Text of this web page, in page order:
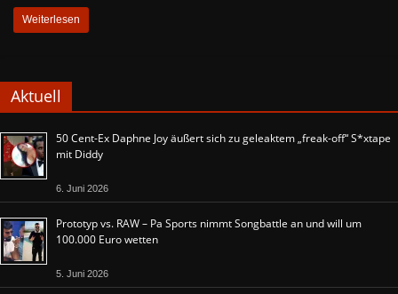
Weiterlesen
Aktuell
50 Cent-Ex Daphne Joy äußert sich zu geleaktem „freak-off“ S*xtape
mit Diddy
6. Juni 2026
Prototyp vs. RAW – Pa Sports nimmt Songbattle an und will um
100.000 Euro wetten
5. Juni 2026